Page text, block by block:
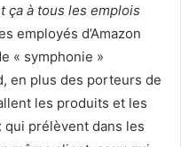
ça à tous les emplois
employés d’Amazon
« symphonie »
en plus des porteurs de
les produits et les
prélèvent dans les